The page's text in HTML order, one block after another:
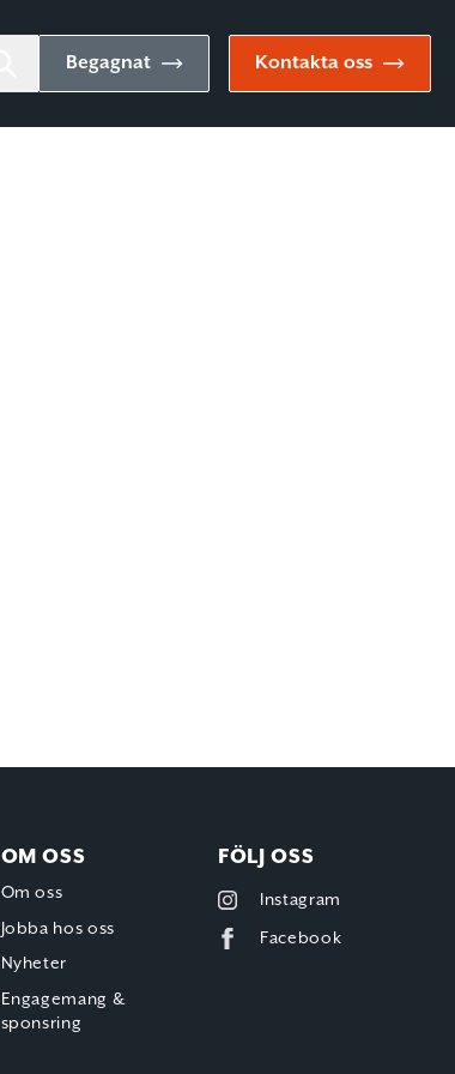
Begagnat Kontakta oss
OM OSS
Om oss
Jobba hos oss
Nyheter
Engagemang &
sponsring
FÖLJ OSS
Instagram
Facebook